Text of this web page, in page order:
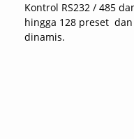
Kontrol RS232 / 485
hingga 128 preset
dinamis.